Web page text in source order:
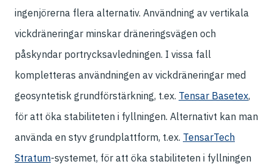
ingenjörerna flera alternativ. Användning av vertikala
vickdräneringar minskar dräneringsvägen och
påskyndar portrycksavledningen. I vissa fall
kompletteras användningen av vickdräneringar med
geosyntetisk grundförstärkning, t.ex. Tensar Basetex,
för att öka stabiliteten i fyllningen. Alternativt kan man
använda en styv grundplattform, t.ex. TensarTech
Stratum-systemet, för att öka stabiliteten i fyllningen